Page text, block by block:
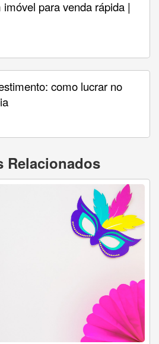
para venda rápida |
como lucrar no
Relacionados